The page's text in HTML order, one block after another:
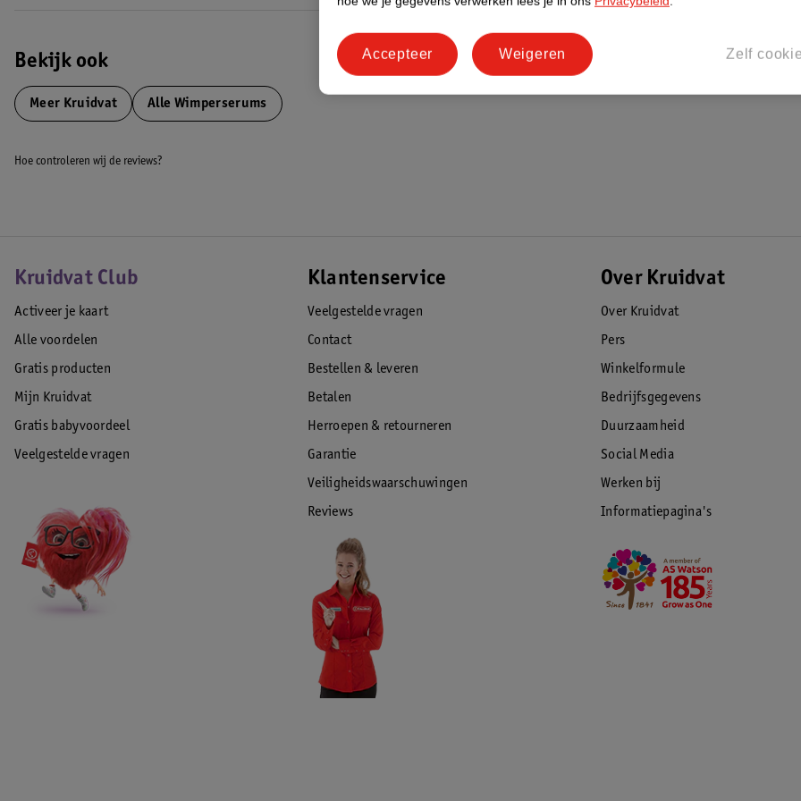
Bekijk ook
Meer Kruidvat Alle Wimperserums
Hoe controleren wij de reviews?
Kruidvat Club
Activeer je kaart
Alle voordelen
Gratis producten
Mijn Kruidvat
Gratis babyvoordeel
Veelgestelde vragen
Klantenservice
Veelgestelde vragen
Contact
Bestellen & leveren
Betalen
Herroepen & retourneren
Garantie
Veiligheidswaarschuwingen
Reviews
Over Kruidvat
Over Kruidvat
Pers
Winkelformule
Bedrijfsgegevens
Duurzaamheid
Social Media
Werken bij
Informatiepagina's
Zelf
Weigeren
Accepteer